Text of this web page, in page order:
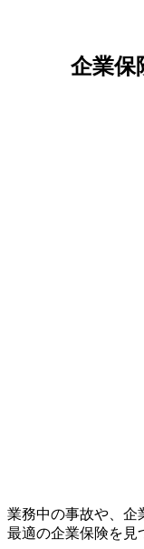
企業
業務中の事故や、企
最適の企業保険を見